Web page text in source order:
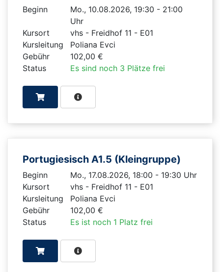
Beginn
Mo., 10.08.2026, 19:30 - 21:00
Uhr
Kursort
vhs - Freidhof 11 - E01
Kursleitung
Poliana Evci
Gebühr
102,00 €
Status
Es sind noch 3 Plätze frei
Portugiesisch A1.5 (Kleingruppe)
Beginn
Mo., 17.08.2026, 18:00 - 19:30 Uhr
Kursort
vhs - Freidhof 11 - E01
Kursleitung
Poliana Evci
Gebühr
102,00 €
Status
Es ist noch 1 Platz frei